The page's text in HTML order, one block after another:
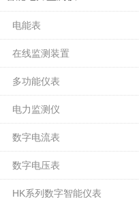
电能表
在线监测装置
多功能仪表
电力监测仪
数字电流表
数字电压表
HK系列数字智能仪表